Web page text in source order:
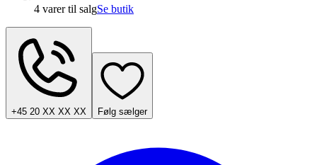
4 varertil salgSe butik
+45 20 XX XX XX Følg sælger